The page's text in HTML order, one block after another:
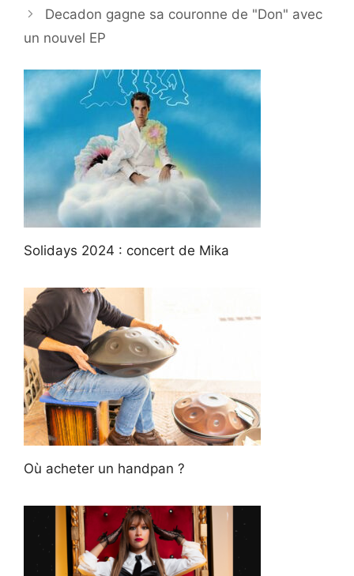
Decadon gagne sa couronne de "Don" avec
un nouvel EP
Solidays 2024 : concert de Mika
Où acheter un handpan ?